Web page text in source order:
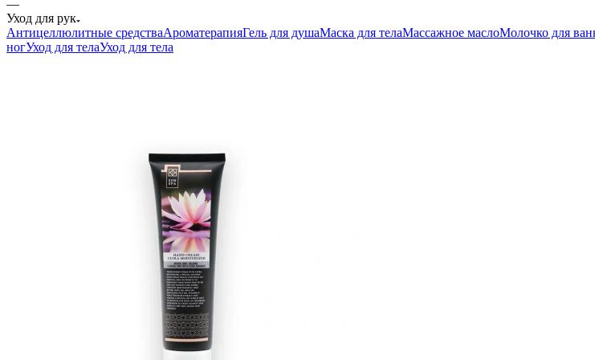
—
Уход для рук
Антицеллюлитные средстваАроматерапияГель для душаМаска для телаМассажное маслоМолочко для
ногУход для телаУход для тела